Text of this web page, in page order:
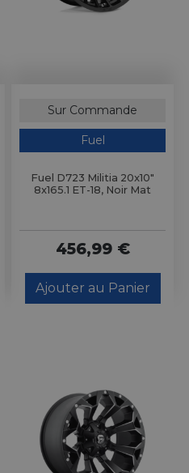
Sur Commande
Fuel
Fuel D723 Militia 20x10"
8x165.1 ET-18, Noir Mat
456,99 €
Ajouter au Panier